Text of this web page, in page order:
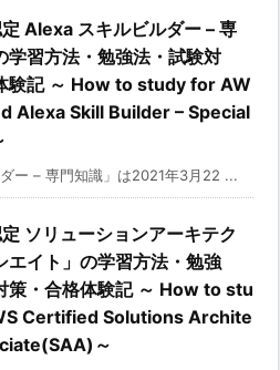
定 Alexa スキルビルダー – 専
学習方法・勉強法・試験対
験記 ～ How to study for AW
Alexa Skill Builder – Special
ー – 専門知識」は2021年3月22 ...
定 ソリューションアーキテク
エイト」の学習方法・勉強
策・合格体験記 ～ How to stu
Certified Solutions Archite
～